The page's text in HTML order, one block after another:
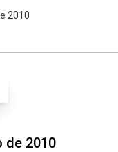
2010
de 2010